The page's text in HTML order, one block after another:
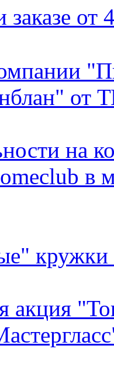
заказе от
от
на
в
кружки
акция